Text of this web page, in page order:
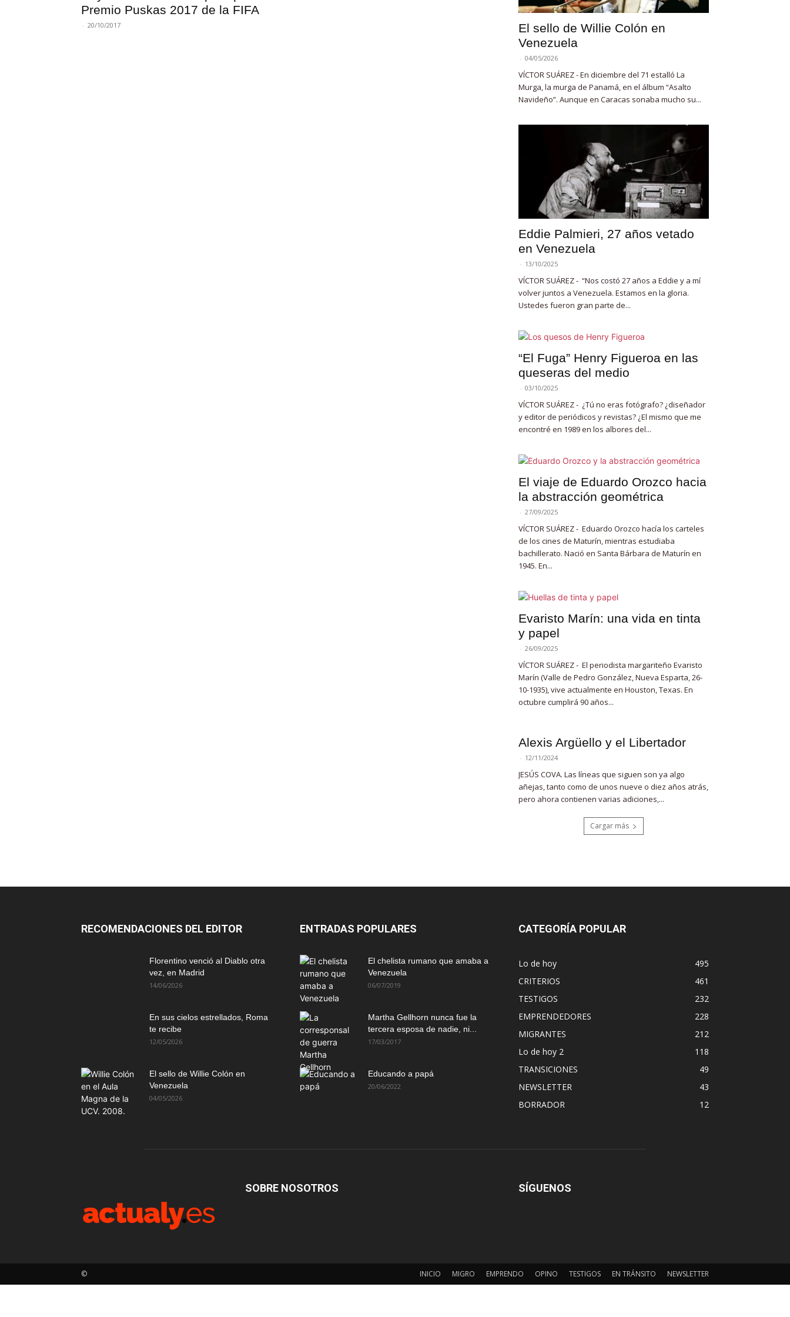
Premio Puskas 2017 de la FIFA
- 20/10/2017
El sello de Willie Colón en
Venezuela
- 04/05/2026
VÍCTOR SUÁREZ - En diciembre del 71 estalló La
Murga, la murga de Panamá, en el álbum “Asalto
Navideño”. Aunque en Caracas sonaba mucho su...
Eddie Palmieri, 27 años vetado
en Venezuela
- 13/10/2025
VÍCTOR SUÁREZ - “Nos costó 27 años a Eddie y a mí
volver juntos a Venezuela. Estamos en la gloria.
Ustedes fueron gran parte de...
“El Fuga” Henry Figueroa en las
queseras del medio
- 03/10/2025
VÍCTOR SUÁREZ - ¿Tú no eras fotógrafo? ¿diseñador
y editor de periódicos y revistas? ¿El mismo que me
encontré en 1989 en los albores del...
El viaje de Eduardo Orozco hacia
la abstracción geométrica
- 27/09/2025
VÍCTOR SUÁREZ - Eduardo Orozco hacía los carteles
de los cines de Maturín, mientras estudiaba
bachillerato. Nació en Santa Bárbara de Maturín en
1945. En...
Evaristo Marín: una vida en tinta
y papel
- 26/09/2025
VÍCTOR SUÁREZ - El periodista margariteño Evaristo
Marín (Valle de Pedro González, Nueva Esparta, 26-
10-1935), vive actualmente en Houston, Texas. En
octubre cumplirá 90 años...
Alexis Argüello y el Libertador
- 12/11/2024
JESÚS COVA. Las líneas que siguen son ya algo
añejas, tanto como de unos nueve o diez años atrás,
pero ahora contienen varias adiciones,...
Cargar más
RECOMENDACIONES DEL EDITOR
Florentino venció al Diablo otra
vez, en Madrid
14/06/2026
En sus cielos estrellados, Roma
te recibe
12/05/2026
El sello de Willie Colón en
Venezuela
04/05/2026
ENTRADAS POPULARES
El chelista rumano que amaba a
Venezuela
06/07/2019
Martha Gellhorn nunca fue la
tercera esposa de nadie, ni...
17/03/2017
Educando a papá
20/06/2022
CATEGORÍA POPULAR
Lo de hoy
495
CRITERIOS
461
TESTIGOS
232
EMPRENDEDORES
228
MIGRANTES
212
Lo de hoy 2
118
TRANSICIONES
49
NEWSLETTER
43
BORRADOR
12
SOBRE NOSOTROS SÍGUENOS
INICIO MIGRO EMPRENDO OPINO TESTIGOS EN TRÁNSITO NEWSLETTER
©